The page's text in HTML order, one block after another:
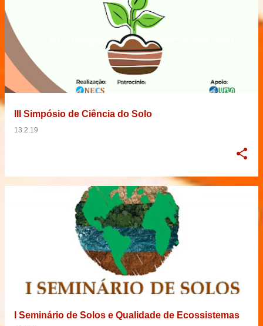
III Simpósio de Ciência do Solo
13.2.19
I Seminário de Solos e Qualidade de Ecossistemas